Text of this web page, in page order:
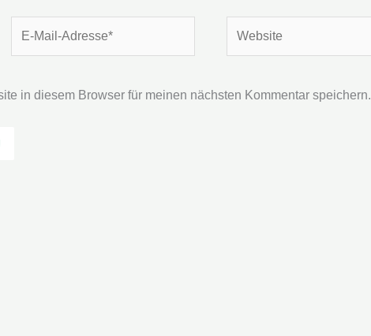
Mail-
in diesem Browser für meinen nächsten Kommentar speichern.